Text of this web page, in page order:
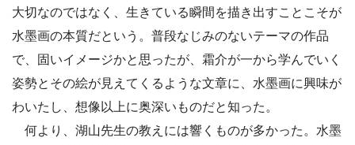
大切なのではなく、生きている瞬間を描き出すことこそが
水墨画の本質だという。普段なじみのないテーマの作品
で、固いイメージかと思ったが、霜介が一から学んでいく
姿勢とその絵が見えてくるような文章に、水墨画に興味が
わいたし、想像以上に奥深いものだと知った。
何より、湖山先生の教えには響くものが多かった。水墨